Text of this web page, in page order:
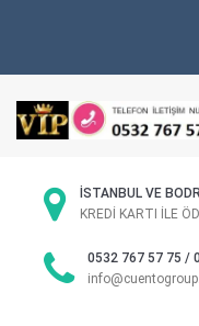
İSTANBUL VE
KREDİ KARTI İLE
0532 767 57 75 /